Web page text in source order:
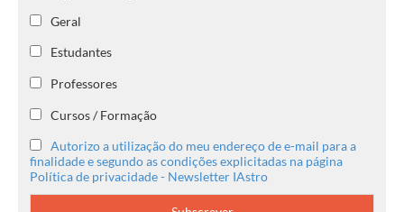
Geral
Estudantes
Professores
Cursos / Formação
Autorizo a utilização do meu endereço de e-mail para a
finalidade e segundo as condições explicitadas na página
Política de privacidade - Newsletter IAstro